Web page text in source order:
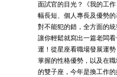
面試官的目光？《我的工
幅長短、個人專長及優勢
對不能犯的錯，全方面的
讓你輕鬆就寫出一篇老闆
運！從星座看職場發展運
掌握的性格優勢，以及在
的雙子座，今年是換工作